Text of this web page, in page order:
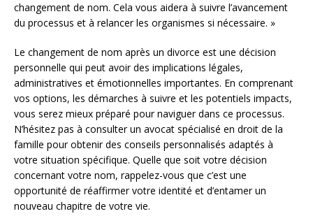
changement de nom. Cela vous aidera à suivre l’avancement
du processus et à relancer les organismes si nécessaire. »
Le changement de nom après un divorce est une décision
personnelle qui peut avoir des implications légales,
administratives et émotionnelles importantes. En comprenant
vos options, les démarches à suivre et les potentiels impacts,
vous serez mieux préparé pour naviguer dans ce processus.
N’hésitez pas à consulter un avocat spécialisé en droit de la
famille pour obtenir des conseils personnalisés adaptés à
votre situation spécifique. Quelle que soit votre décision
concernant votre nom, rappelez-vous que c’est une
opportunité de réaffirmer votre identité et d’entamer un
nouveau chapitre de votre vie.